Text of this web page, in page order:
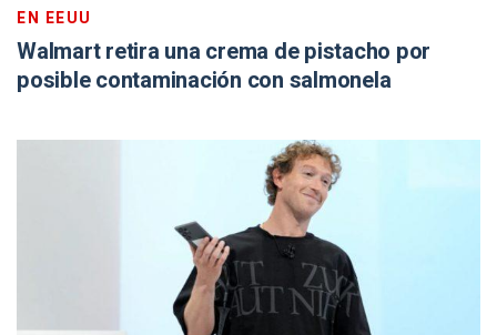
EN EEUU
Walmart retira una crema de pistacho por
posible contaminación con salmonela